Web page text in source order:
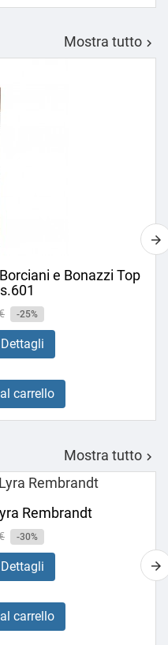
Mostra tutto 
e Bonazzi Top
-25%
carrello
Mostra tutto 
Rembrandt
-30%
carrello